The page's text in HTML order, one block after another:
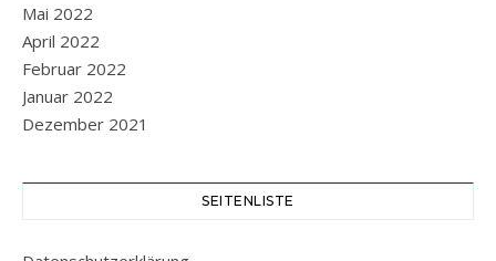
Mai 2022
April 2022
Februar 2022
Januar 2022
Dezember 2021
SEITENLISTE